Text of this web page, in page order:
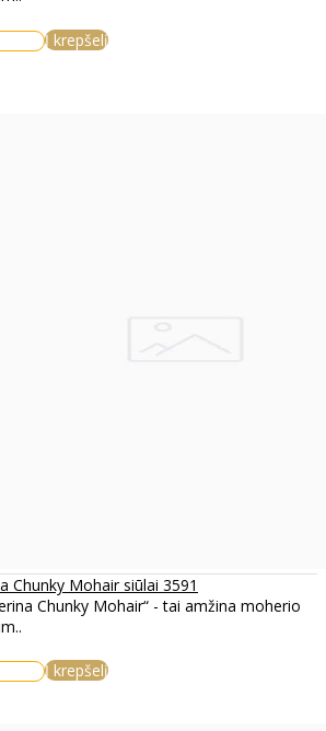
Į krepšelį
Chunky Mohair siūlai 3591
Chunky Mohair“ - tai amžina moherio
Į krepšelį